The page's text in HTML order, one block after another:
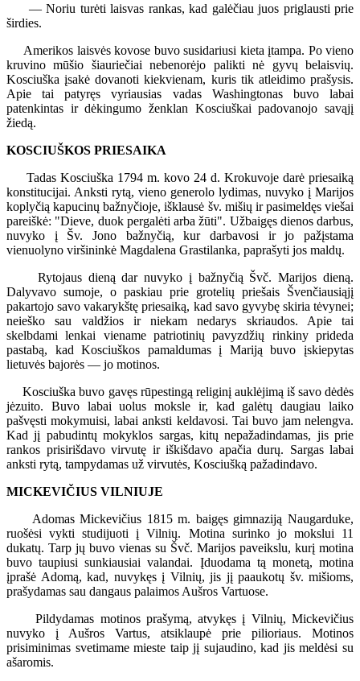
— Noriu turėti laisvas rankas, kad galėčiau juos priglausti prie
širdies.
Amerikos laisvės kovose buvo susidariusi kieta įtampa. Po vieno
kruvino mūšio šiauriečiai nebenorėjo palikti nė gyvų belaisvių.
Kosciuška įsakė dovanoti kiekvienam, kuris tik atleidimo prašysis.
Apie tai patyręs vyriausias vadas Washingtonas buvo labai
patenkintas ir dėkingumo ženklan Kosciuškai padovanojo savąjį
žiedą.
KOSCIUŠKOS PRIESAIKA
Tadas Kosciuška 1794 m. kovo 24 d. Krokuvoje darė priesaiką
konstitucijai. Anksti rytą, vieno generolo lydimas, nuvyko į Marijos
koplyčią kapucinų bažnyčioje, išklausė šv. mišių ir pasimeldęs viešai
pareiškė: "Dieve, duok pergalėti arba žūti". Užbaigęs dienos darbus,
nuvyko į Šv. Jono bažnyčią, kur darbavosi ir jo pažįstama
vienuolyno viršininkė Magdalena Grastilanka, paprašyti jos maldų.
Rytojaus dieną dar nuvyko į bažnyčią Švč. Marijos dieną.
Dalyvavo sumoje, o paskiau prie grotelių priešais Švenčiausiąjį
pakartojo savo vakarykštę priesaiką, kad savo gyvybę skiria tėvynei;
neieško sau valdžios ir niekam nedarys skriaudos. Apie tai
skelbdami lenkai viename patriotinių pavyzdžių rinkiny prideda
pastabą, kad Kosciuškos pamaldumas į Mariją buvo įskiepytas
lietuvės bajorės — jo motinos.
Kosciuška buvo gavęs rūpestingą religinį auklėjimą iš savo dėdės
jėzuito. Buvo labai uolus moksle ir, kad galėtų daugiau laiko
pašvęsti mokymuisi, labai anksti keldavosi. Tai buvo jam nelengva.
Kad jį pabudintų mokyklos sargas, kitų nepažadindamas, jis prie
rankos prisirišdavo virvutę ir iškišdavo apačia durų. Sargas labai
anksti rytą, tampydamas už virvutės, Kosciušką pažadindavo.
MICKEVIČIUS VILNIUJE
Adomas Mickevičius 1815 m. baigęs gimnaziją Naugarduke,
ruošėsi vykti studijuoti į Vilnių. Motina surinko jo mokslui 11
dukatų. Tarp jų buvo vienas su Švč. Marijos paveikslu, kurį motina
buvo taupiusi sunkiausiai valandai. Įduodama tą monetą, motina
įprašė Adomą, kad, nuvykęs į Vilnių, jis jį paaukotų šv. mišioms,
prašydamas sau dangaus palaimos Aušros Vartuose.
Pildydamas motinos prašymą, atvykęs į Vilnių, Mickevičius
nuvyko į Aušros Vartus, atsiklaupė prie pilioriaus. Motinos
prisiminimas svetimame mieste taip jį sujaudino, kad jis meldėsi su
ašaromis.